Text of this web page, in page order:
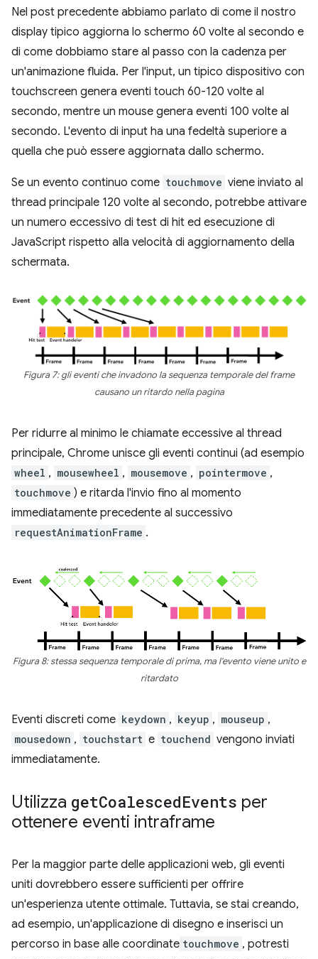
Nel post precedente abbiamo parlato di come il nostro
display tipico aggiorna lo schermo 60 volte al secondo e
di come dobbiamo stare al passo con la cadenza per
un'animazione fluida. Per l'input, un tipico dispositivo con
touchscreen genera eventi touch 60-120 volte al
secondo, mentre un mouse genera eventi 100 volte al
secondo. L'evento di input ha una fedeltà superiore a
quella che può essere aggiornata dallo schermo.
Se un evento continuo come touchmove viene inviato al
thread principale 120 volte al secondo, potrebbe attivare
un numero eccessivo di test di hit ed esecuzione di
JavaScript rispetto alla velocità di aggiornamento della
schermata.
Figura 7: gli eventi che invadono la sequenza temporale del frame
causano un ritardo nella pagina
Per ridurre al minimo le chiamate eccessive al thread
principale, Chrome unisce gli eventi continui (ad esempio
wheel , mousewheel , mousemove , pointermove ,
touchmove ) e ritarda l'invio fino al momento
immediatamente precedente al successivo
requestAnimationFrame .
Figura 8: stessa sequenza temporale di prima, ma l'evento viene unito e
ritardato
Eventi discreti come keydown , keyup , mouseup ,
mousedown , touchstart e touchend vengono inviati
immediatamente.
Utilizza getCoalescedEvents per
ottenere eventi intraframe
Per la maggior parte delle applicazioni web, gli eventi
uniti dovrebbero essere sufficienti per offrire
un'esperienza utente ottimale. Tuttavia, se stai creando,
ad esempio, un'applicazione di disegno e inserisci un
percorso in base alle coordinate touchmove , potresti